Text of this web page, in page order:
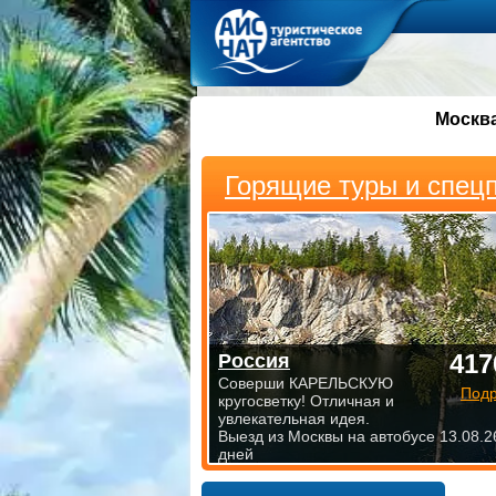
Горящие туры и
Россия
Соверши КАРЕЛЬСКУЮ
кругосветку! Отличная и
увлекательная идея.
Выезд из Москвы на автобусе
дней